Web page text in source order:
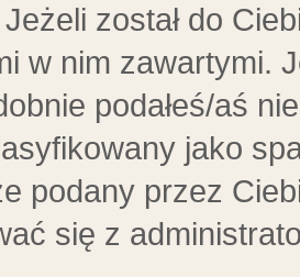
został do
w nim zawartymi.
podałeś/aś
jako
podany przez
się z